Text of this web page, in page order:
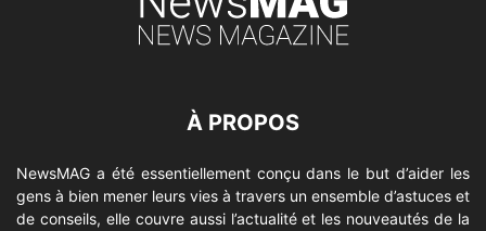
À PROPOS
NewsMAG a été essentiellement conçu dans le but d’aider les
gens à bien mener leurs vies à travers un ensemble d’astuces et
de conseils, elle couvre aussi l’actualité et les nouveautés de la